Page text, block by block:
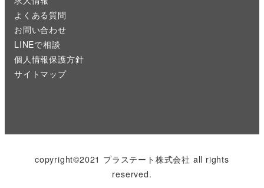
よくある質問
お問い合わせ
LINEで相談
個人情報保護方針
サイトマップ
copyright©2021 プラステート株式会社 all rights
reserved.